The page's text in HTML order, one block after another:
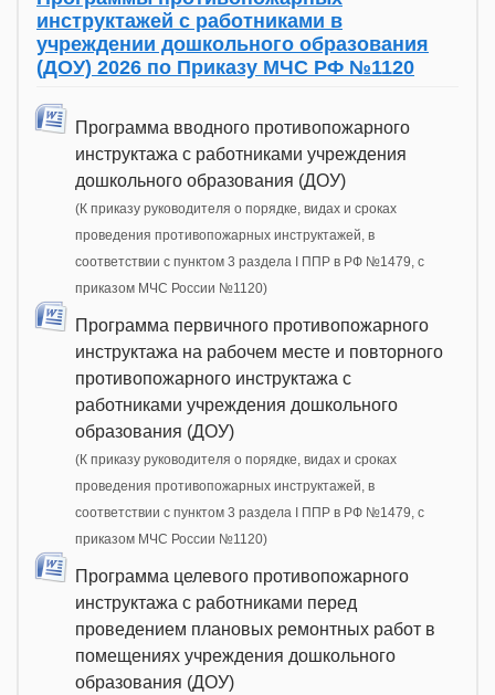
инструктажей с работниками в
учреждении дошкольного образования
(ДОУ) 2026 по Приказу МЧС РФ №1120
Программа вводного противопожарного
инструктажа с работниками учреждения
дошкольного образования (ДОУ)
(К приказу руководителя о порядке, видах и сроках
проведения противопожарных инструктажей, в
соответствии с пунктом 3 раздела I ППР в РФ №1479, с
приказом МЧС России №1120)
Программа первичного противопожарного
инструктажа на рабочем месте и повторного
противопожарного инструктажа с
работниками учреждения дошкольного
образования (ДОУ)
(К приказу руководителя о порядке, видах и сроках
проведения противопожарных инструктажей, в
соответствии с пунктом 3 раздела I ППР в РФ №1479, с
приказом МЧС России №1120)
Программа целевого противопожарного
инструктажа с работниками перед
проведением плановых ремонтных работ в
помещениях учреждения дошкольного
образования (ДОУ)